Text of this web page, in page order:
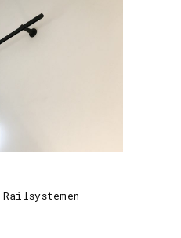
Railsystemen